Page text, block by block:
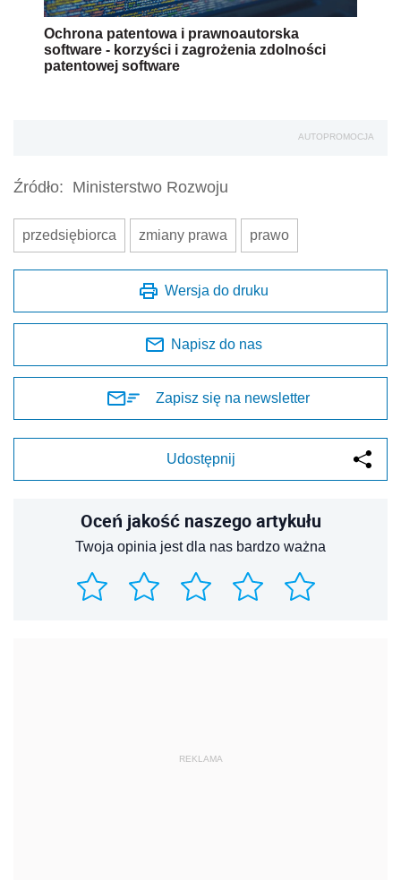
Ochrona patentowa i prawnoautorska
software - korzyści i zagrożenia zdolności
patentowej software
AUTOPROMOCJA
Źródło: Ministerstwo Rozwoju
przedsiębiorca zmiany prawa prawo
Wersja do druku
Napisz do nas
Zapisz się na newsletter
Udostępnij
Oceń jakość naszego artykułu
Twoja opinia jest dla nas bardzo ważna
REKLAMA